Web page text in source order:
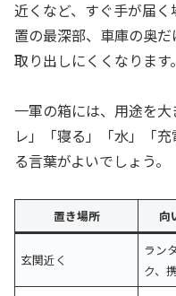
近くなど、すぐ手が届
置の最深部、車庫の奥
取り出しにくくなります。
一軍の箱には、用途を
レ」「寝る」「水」「
る言葉がよいでしょう。
置き場所 向
玄関近く
ラン
ク、